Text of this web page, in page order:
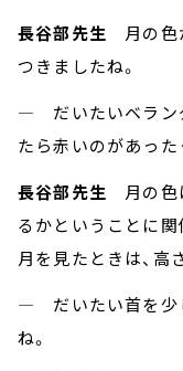
長谷部先生 月の色
つきましたね。
― だいたいベラン
たら赤いのがあった
長谷部先生 月の色
るかということに
月を見たときは、高
― だいたい首を少
ね。